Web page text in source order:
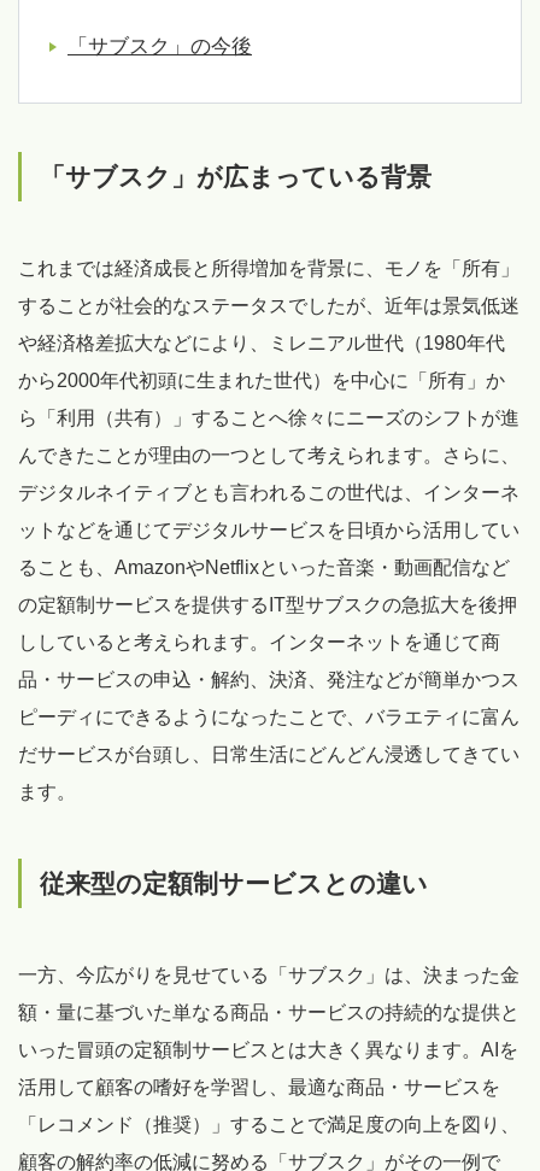
「サブスク」の今後
「サブスク」が広まっている背景
これまでは経済成長と所得増加を背景に、モノを「所有」
することが社会的なステータスでしたが、近年は景気低迷
や経済格差拡大などにより、ミレニアル世代（1980年代
から2000年代初頭に生まれた世代）を中心に「所有」か
ら「利用（共有）」することへ徐々にニーズのシフトが進
んできたことが理由の一つとして考えられます。さらに、
デジタルネイティブとも言われるこの世代は、インターネ
ットなどを通じてデジタルサービスを日頃から活用してい
ることも、AmazonやNetflixといった音楽・動画配信など
の定額制サービスを提供するIT型サブスクの急拡大を後押
ししていると考えられます。インターネットを通じて商
品・サービスの申込・解約、決済、発注などが簡単かつス
ピーディにできるようになったことで、バラエティに富ん
だサービスが台頭し、日常生活にどんどん浸透してきてい
ます。
従来型の定額制サービスとの違い
一方、今広がりを見せている「サブスク」は、決まった金
額・量に基づいた単なる商品・サービスの持続的な提供と
いった冒頭の定額制サービスとは大きく異なります。AIを
活用して顧客の嗜好を学習し、最適な商品・サービスを
「レコメンド（推奨）」することで満足度の向上を図り、
顧客の解約率の低減に努める「サブスク」がその一例で